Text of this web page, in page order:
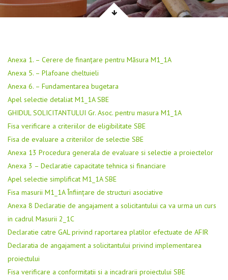
Anexa 1. – Cerere de finanțare pentru Măsura M1_1A
Anexa 5. – Plafoane cheltuieli
Anexa 6. – Fundamentarea bugetara
Apel selectie detaliat M1_1A SBE
GHIDUL SOLICITANTULUI Gr. Asoc. pentru masura M1_1A
Fisa verificare a criteriilor de eligibilitate SBE
Fisa de evaluare a criteriilor de selectie SBE
Anexa 13 Procedura generala de evaluare si selectie a proiectelor
Anexa 3 – Declaratie capacitate tehnica si financiare
Apel selectie simplificat M1_1A SBE
Fisa masurii M1_1A Înființare de structuri asociative
Anexa 8 Declaratie de angajament a solicitantului ca va urma un curs
in cadrul Masurii 2_1C
Declaratie catre GAL privind raportarea platilor efectuate de AFIR
Declaratia de angajament a solicitantului privind implementarea
proiectului
Fisa verificare a conformitatii si a incadrarii proiectului SBE